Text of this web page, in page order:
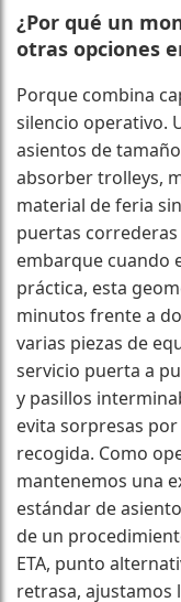
¿Por qué un
otras opciones
Porque combina
silencio operativo.
asientos de
absorber trolleys,
material de feria
puertas
embarque cuando
práctica, esta
minutos frente a
varias piezas de
servicio puerta a
y pasillos
evita sorpresas
recogida. Como
mantenemos una
estándar de
de un
ETA, punto
retrasa, ajustamos